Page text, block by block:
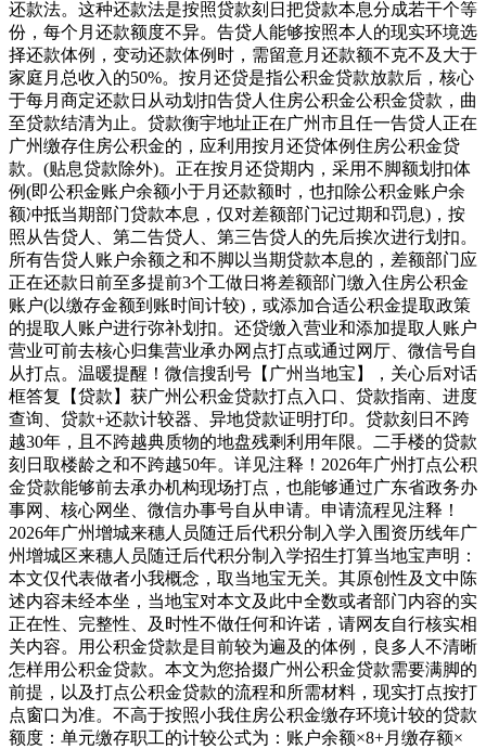
还款法。这种还款法是按照贷款刻日把贷款本息分成若干个等
份，每个月还款额度不异。告贷人能够按照本人的现实环境选
择还款体例，变动还款体例时，需留意月还款额不克不及大于
家庭月总收入的50%。按月还贷是指公积金贷款放款后，核心
于每月商定还款日从动划扣告贷人住房公积金公积金贷款，曲
至贷款结清为止。贷款衡宇地址正在广州市且任一告贷人正在
广州缴存住房公积金的，应利用按月还贷体例住房公积金贷
款。(贴息贷款除外)。正在按月还贷期内，采用不脚额划扣体
例(即公积金账户余额小于月还款额时，也扣除公积金账户余
额冲抵当期部门贷款本息，仅对差额部门记过期和罚息)，按
照从告贷人、第二告贷人、第三告贷人的先后挨次进行划扣。
所有告贷人账户余额之和不脚以当期贷款本息的，差额部门应
正在还款日前至多提前3个工做日将差额部门缴入住房公积金
账户(以缴存金额到账时间计较)，或添加合适公积金提取政策
的提取人账户进行弥补划扣。还贷缴入营业和添加提取人账户
营业可前去核心归集营业承办网点打点或通过网厅、微信号自
从打点。温暖提醒！微信搜刮号【广州当地宝】，关心后对话
框答复【贷款】获广州公积金贷款打点入口、贷款指南、进度
查询、贷款+还款计较器、异地贷款证明打印。贷款刻日不跨
越30年，且不跨越典质物的地盘残剩利用年限。二手楼的贷款
刻日取楼龄之和不跨越50年。详见注释！2026年广州打点公积
金贷款能够前去承办机构现场打点，也能够通过广东省政务办
事网、核心网坐、微信办事号自从申请。申请流程见注释！
2026年广州增城来穗人员随迁后代积分制入学入围资历线年广
州增城区来穗人员随迁后代积分制入学招生打算当地宝声明：
本文仅代表做者小我概念，取当地宝无关。其原创性及文中陈
述内容未经本坐，当地宝对本文及此中全数或者部门内容的实
正在性、完整性、及时性不做任何和许诺，请网友自行核实相
关内容。用公积金贷款是目前较为遍及的体例，良多人不清晰
怎样用公积金贷款。本文为您拾掇广州公积金贷款需要满脚的
前提，以及打点公积金贷款的流程和所需材料，现实打点按打
点窗口为准。不高于按照小我住房公积金缴存环境计较的贷款
额度：单元缴存职工的计较公式为：账户余额×8+月缴存额×